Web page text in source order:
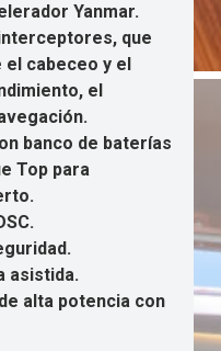
Yanmar.
que
cabeceo y el
el
banco de baterías
Top para
asistida.
alta potencia con